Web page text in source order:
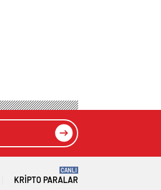
KRIPTO PARALAR
CANLI